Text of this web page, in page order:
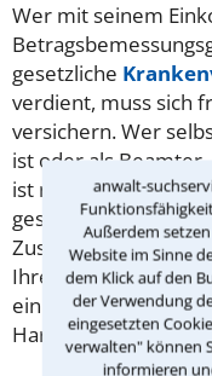
anwalt-
Außerdem
Website im Sinne
dem Klick auf den
der Verwendung
eingesetzten
verwalten" können
informieren
Wer mit seinem
gesetzliche
verdient, muss sich
versichern. Wer
ist oder als
ist nicht
gesetzliche Kasse
Zusatzleistungen
Ihrer gesetzlichen
ein erfahrener
Harmersbach.